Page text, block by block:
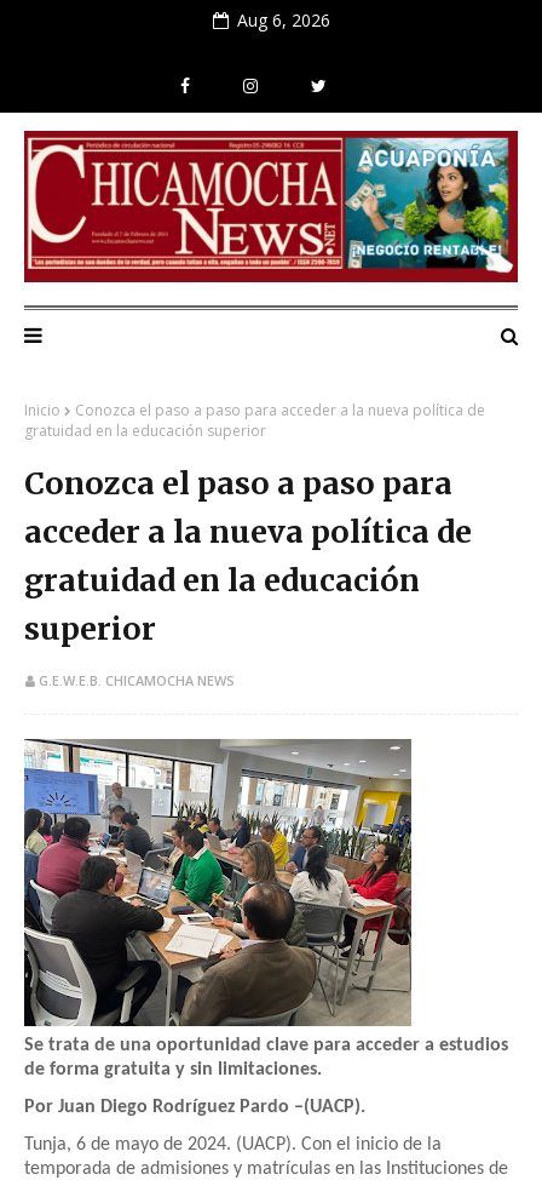
Aug 6, 2026
Inicio
Conozca el paso a paso para acceder a la nueva política de
gratuidad en la educación superior
Conozca el paso a paso para
acceder a la nueva política de
gratuidad en la educación
superior
G.E.W.E.B. CHICAMOCHA NEWS
Se trata de una oportunidad clave para acceder a estudios
de forma gratuita y sin limitaciones.
Por Juan Diego Rodríguez Pardo –(UACP).
Tunja, 6 de mayo de 2024. (UACP). Con el inicio de la
temporada de admisiones y matrículas en las Instituciones de